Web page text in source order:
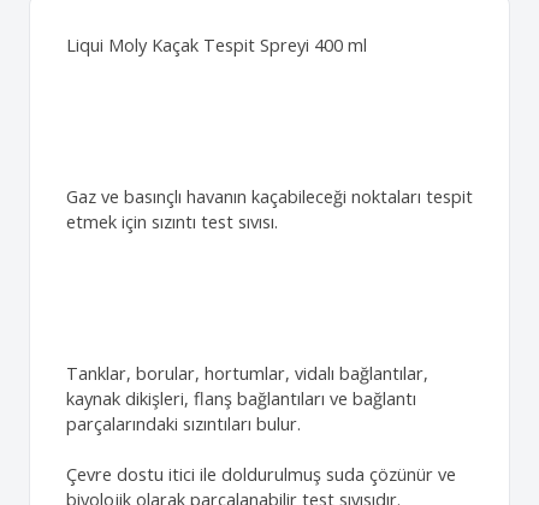
Liqui Moly Kaçak Tespit Spreyi 400 ml
Gaz ve basınçlı havanın kaçabileceği noktaları tespit
etmek için sızıntı test sıvısı.
Tanklar, borular, hortumlar, vidalı bağlantılar,
kaynak dikişleri, flanş bağlantıları ve bağlantı
parçalarındaki sızıntıları bulur.
Çevre dostu itici ile doldurulmuş suda çözünür ve
biyolojik olarak parçalanabilir test sıvısıdır.